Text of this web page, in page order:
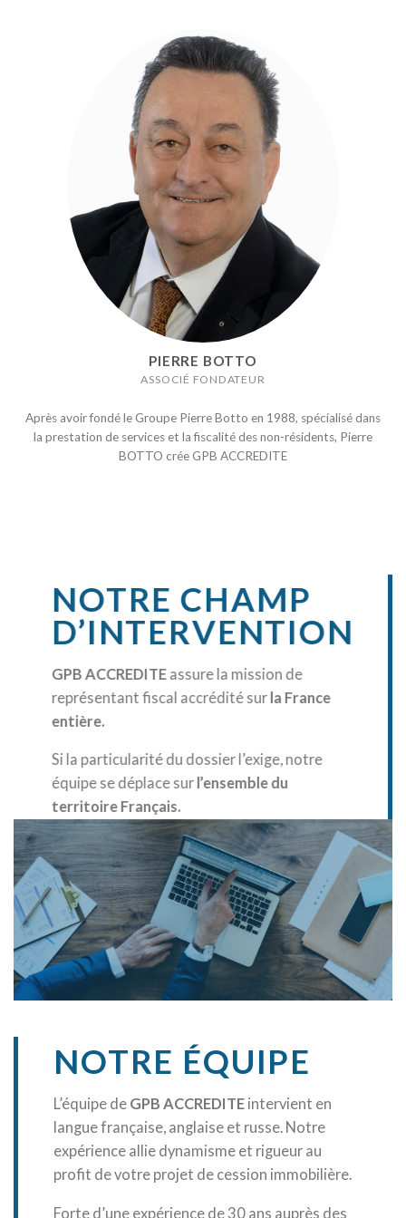
PIERRE BOTTO
ASSOCIÉ FONDATEUR
Après avoir fondé le Groupe Pierre Botto en 1988, spécialisé dans
la prestation de services et la fiscalité des non-résidents, Pierre
BOTTO crée GPB ACCREDITE
NOTRE CHAMP
D’INTERVENTION
GPB ACCREDITEassure la mission de
représentant fiscal accrédité surla France
entière.
Si la particularité du dossier l’exige, notre
équipe se déplace sur l’ensemble du
territoire Français.
NOTRE ÉQUIPE
L’équipe de GPB ACCREDITEintervient en
langue française, anglaise et russe. Notre
expérience allie dynamisme et rigueur au
profit de votre projet de cession immobilière.
Forte d’une expérience de 30 ans auprès des